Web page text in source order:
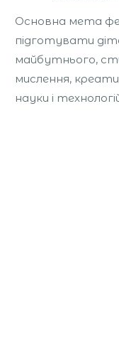
Основна мета
підготувати
майбутнього,
мислення,
науки і